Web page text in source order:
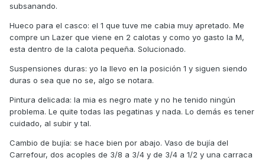
subsanando.
Hueco para el casco: el 1 que tuve me cabia muy apretado. Me
compre un Lazer que viene en 2 calotas y como yo gasto la M,
esta dentro de la calota pequeña. Solucionado.
Suspensiones duras: yo la llevo en la posición 1 y siguen siendo
duras o sea que no se, algo se notara.
Pintura delicada: la mia es negro mate y no he tenido ningún
problema. Le quite todas las pegatinas y nada. Lo demás es tener
cuidado, al subir y tal.
Cambio de bujía: se hace bien por abajo. Vaso de bujía del
Carrefour, dos acoples de 3/8 a 3/4 y de 3/4 a 1/2 y una carraca